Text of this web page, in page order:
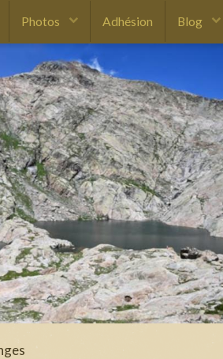
Photos Adhésion Blog